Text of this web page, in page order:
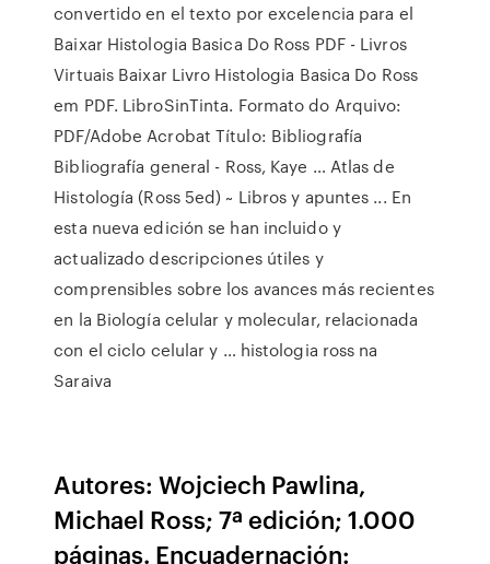
convertido en el texto por excelencia para el
Baixar Histologia Basica Do Ross PDF - Livros
Virtuais Baixar Livro Histologia Basica Do Ross
em PDF. LibroSinTinta. Formato do Arquivo:
PDF/Adobe Acrobat Título: Bibliografía
Bibliografía general - Ross, Kaye … Atlas de
Histología (Ross 5ed) ~ Libros y apuntes ... En
esta nueva edición se han incluido y
actualizado descripciones útiles y
comprensibles sobre los avances más recientes
en la Biología celular y molecular, relacionada
con el ciclo celular y … histologia ross na
Saraiva
Autores: Wojciech Pawlina,
Michael Ross; 7ª edición; 1.000
páginas. Encuadernación: